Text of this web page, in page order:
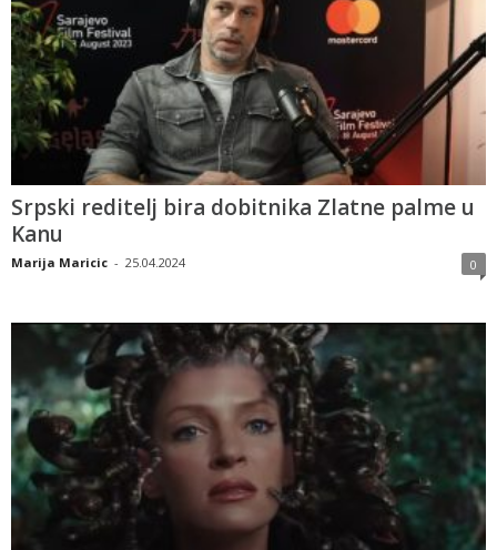
Srpski reditelj bira dobitnika Zlatne palme u
Kanu
Marija Maricic - 25.04.2024 0